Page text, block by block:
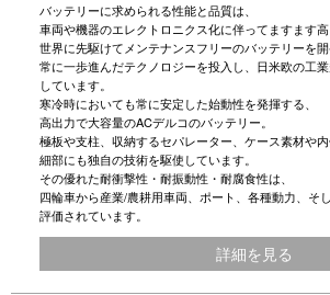
バッテリーに求められる性能と品質は、
車両や機器のエレクトロニクス化に伴ってますます高
世界に先駆けてメンテナンスフリーのバッテリーを開
常に一歩進んだテクノロジーを投入し、日米欧の工
しています。
寒冷時においても常に安定した始動性を発揮する、
高出力で大容量のACデルコのバッテリー。
極板や支柱、収納するセパレーター、ケース素材や
細部にも独自の技術を駆使しています。
その優れた耐衝撃性・耐振動性・耐腐食性は、
四輪車から産業/農耕用車両、ポート、各種動力、そ
評価されています。
詳細を見る